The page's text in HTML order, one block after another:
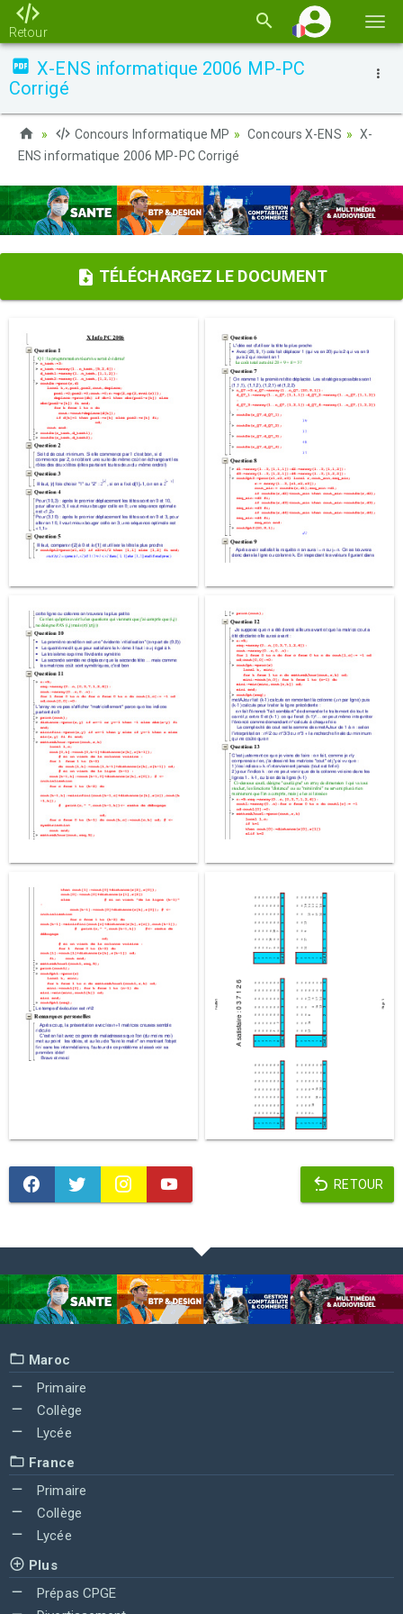
la
Retour
X-ENS informatique 2006 MP-PC
Corrigé
Concours Informatique MP Concours X-ENS
X-
ENS informatique 2006 MP-PC Corrigé
TÉLÉCHARGEZ LE DOCUMENT
RETOUR
Maroc
Primaire
Collège
Lycée
France
Primaire
Collège
Lycée
Plus
Prépas CPGE